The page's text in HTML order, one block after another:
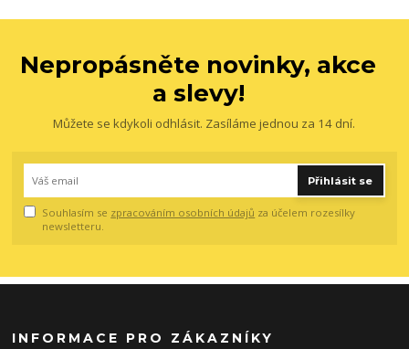
Nepropásněte novinky, akce
a slevy!
Můžete se kdykoli odhlásit. Zasíláme jednou za 14 dní.
Přihlásit se
Souhlasím se zpracováním osobních údajů za účelem rozesílky
newsletteru.
INFORMACE PRO ZÁKAZNÍKY